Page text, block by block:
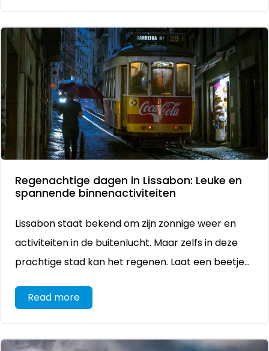
Regenachtige dagen in Lissabon: Leuke en
spannende binnenactiviteiten
Lissabon staat bekend om zijn zonnige weer en
activiteiten in de buitenlucht. Maar zelfs in deze
prachtige stad kan het regenen. Laat een beetje...
Read more